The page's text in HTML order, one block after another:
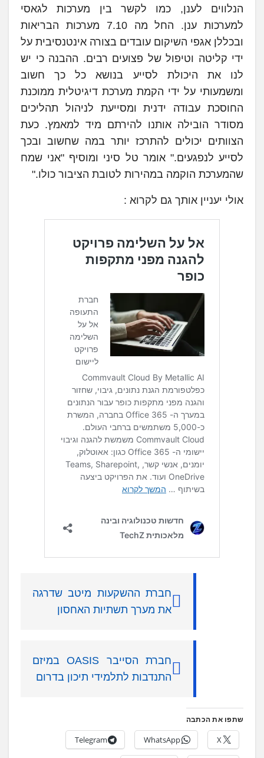
הנלווים לענן, כמו לקשר בין מערכות לגאסי
למערכות ענן. החל מה 7.10 מערכות הבריאות
ובכללן אגפי השיקום עובדים בצורה אינטנסיבית על
ידי קליטה וטיפול של פצועים רבים. ההבנה כי יש
לנו את היכולת לסייע בנושא כל כך חשוב
ומשמעותי על ידי הקמת מערכת דיגיטלית ממוכנת
החוסכת עבודה ידנית ומסייעת לניהול תהליכים
מסודר הובילה אותנו להירתם מיד למאמץ. כעת
הצוותים יכולים להתרכז יותר במה שחשוב ובכך
לסייע לנפגעים." אומר טל סיני ומוסיף "אני שמח
שהמערכת הוקמה במהירות לטובת הציבור כולו."
אולי יעניין אותך גם לקרוא :
חברת ההשקעות מיטב שדרגה
את מערך תשתיות האחסון
חברת הסייבר OASIS במיזם
התנדבות לתלמידי תיכון בדרום
שתפו את הכתבה
X
WhatsApp
Telegram